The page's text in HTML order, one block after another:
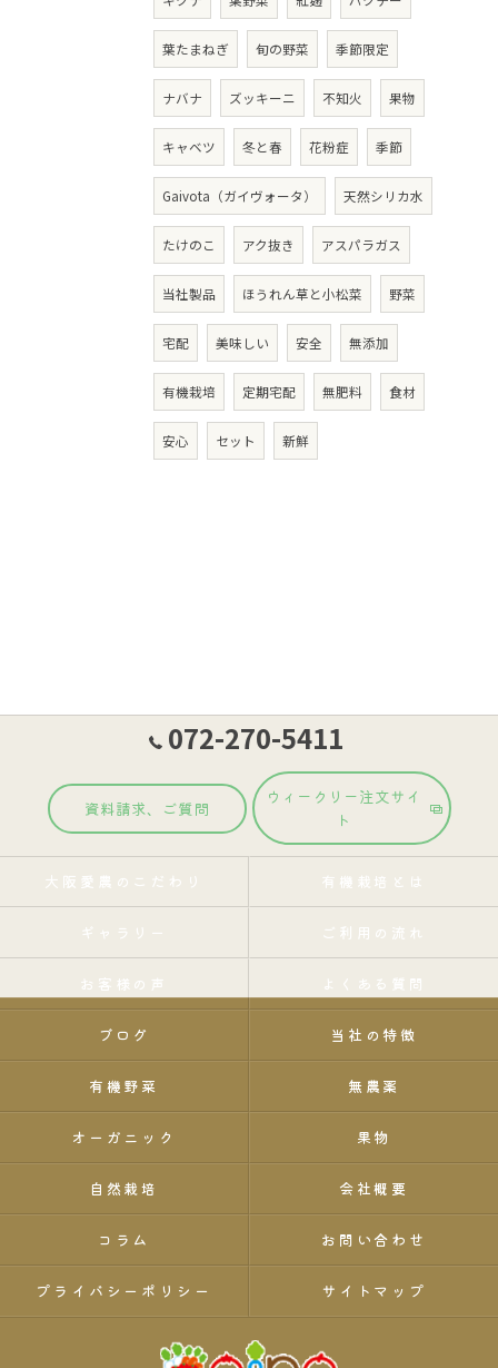
葉たまねぎ 旬の野菜 季節限定
ナバナ ズッキーニ 不知火 果物
キャベツ 冬と春 花粉症 季節
Gaivota（ガイヴォータ） 天然シリカ水
たけのこ アク抜き アスパラガス
当社製品 ほうれん草と小松菜 野菜
宅配 美味しい 安全 無添加
有機栽培 定期宅配 無肥料 食材
安心 セット 新鮮
072-270-5411
資料請求、ご質問
ウィークリー注文サイ
ト
大阪愛農のこだわり 有機栽培とは
ギャラリー ご利用の流れ
お客様の声 よくある質問
ブログ 当社の特徴
有機野菜 無農薬
オーガニック 果物
自然栽培 会社概要
コラム お問い合わせ
プライバシーポリシー サイトマップ